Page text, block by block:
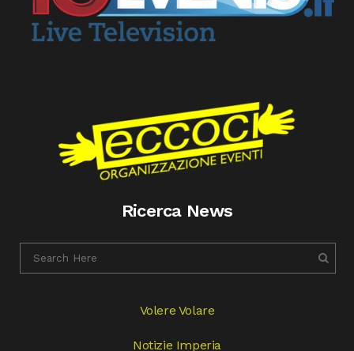
Ricerca News
Volere Volare
Notizie Imperia